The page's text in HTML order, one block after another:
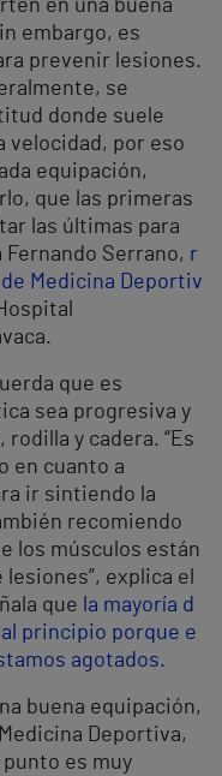
en una buena
embargo, es
prevenir lesiones.
se
donde suele
velocidad, por eso
equipación,
que las primeras
las últimas para
Serrano, r
Medicina Deportiv
que es
sea progresiva y
y cadera. “Es
en cuanto a
ir sintiendo la
recomiendo
los músculos están
explica el
que la mayoría d
principio porque e
agotados.
buena equipación,
Deportiva,
es muy